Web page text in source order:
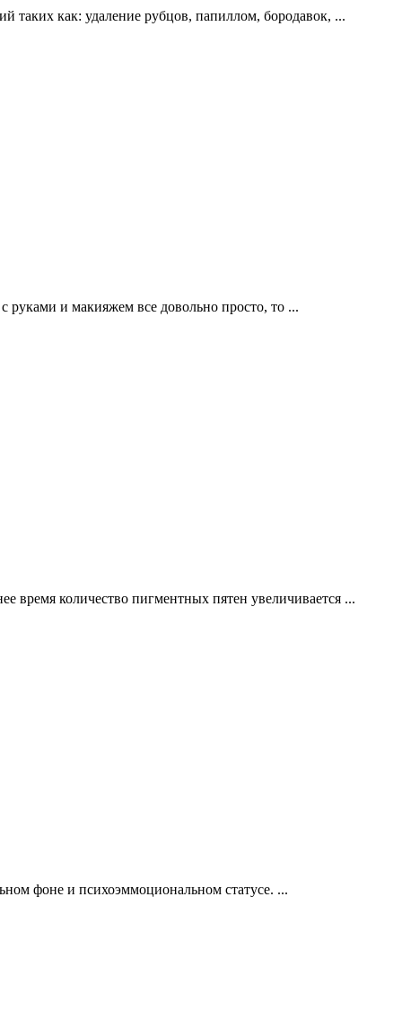
таких как: удаление рубцов, папиллом, бородавок, ...
и макияжем все довольно просто, то ...
время количество пигментных пятен увеличивается ...
фоне и психоэммоциональном статусе. ...